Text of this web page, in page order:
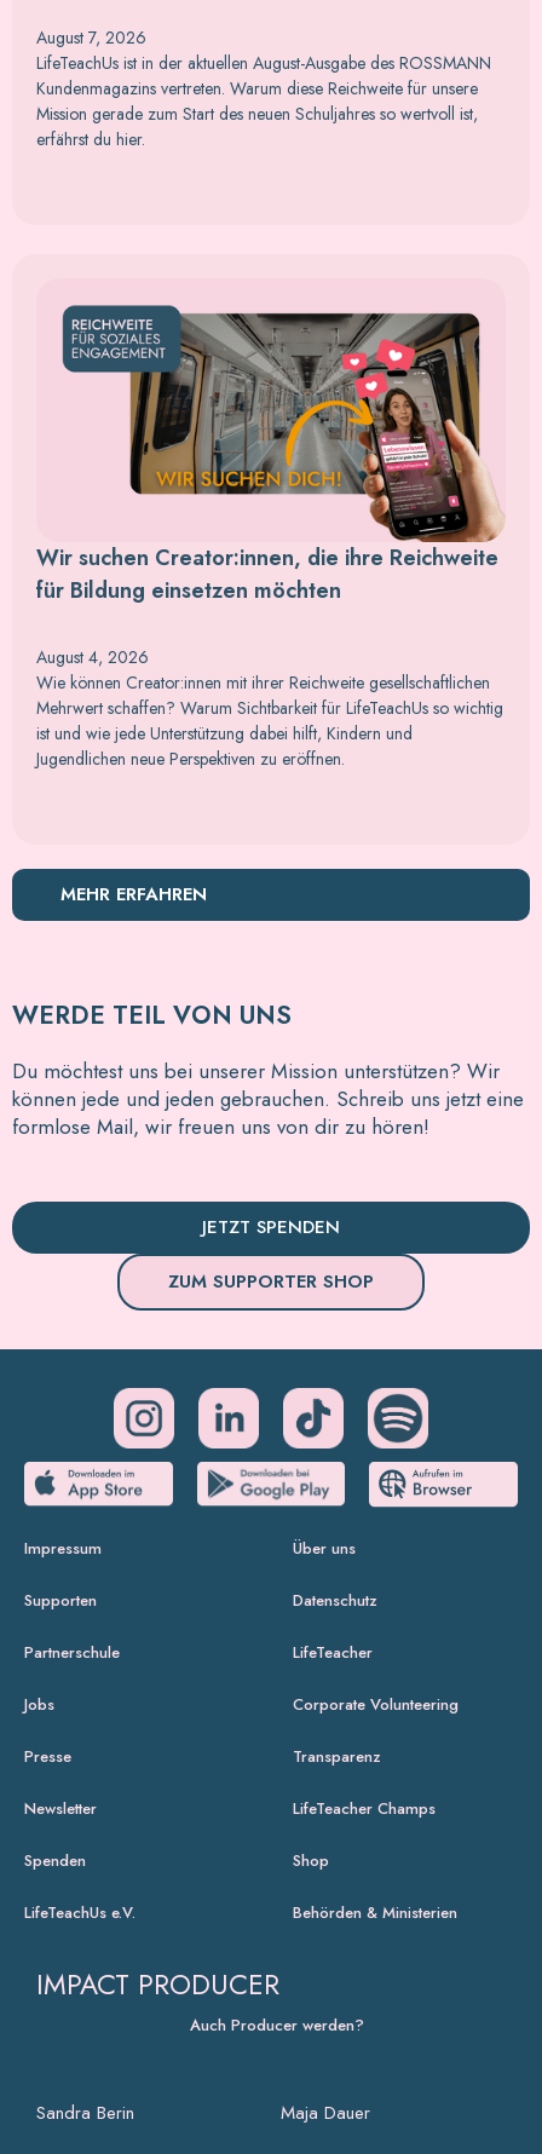
August 7, 2026
LifeTeachUs ist in der aktuellen August-Ausgabe des ROSSMANN
Kundenmagazins vertreten. Warum diese Reichweite für unsere
Mission gerade zum Start des neuen Schuljahres so wertvoll ist,
erfährst du hier.
Wir suchen Creator:innen, die ihre Reichweite
für Bildung einsetzen möchten
August 4, 2026
Wie können Creator:innen mit ihrer Reichweite gesellschaftlichen
Mehrwert schaffen? Warum Sichtbarkeit für LifeTeachUs so wichtig
ist und wie jede Unterstützung dabei hilft, Kindern und
Jugendlichen neue Perspektiven zu eröffnen.
MEHR ERFAHREN
WERDE TEIL VON UNS
Du möchtest uns bei unserer Mission unterstützen? Wir
können jede und jeden gebrauchen. Schreib uns jetzt eine
formlose Mail, wir freuen uns von dir zu hören!
JETZT SPENDEN
ZUM SUPPORTER SHOP
Impressum Über uns
Supporten Datenschutz
Partnerschule LifeTeacher
Jobs Corporate Volunteering
Presse Transparenz
Newsletter LifeTeacher Champs
Spenden Shop
LifeTeachUs e.V. Behörden & Ministerien
IMPACT PRODUCER
Auch Producer werden?
Sandra Berin Maja Dauer